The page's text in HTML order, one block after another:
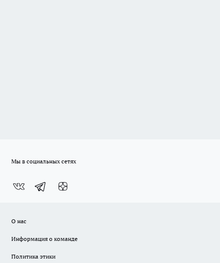
Мы в социальных сетях
О нас
Информация о команде
Политика этики